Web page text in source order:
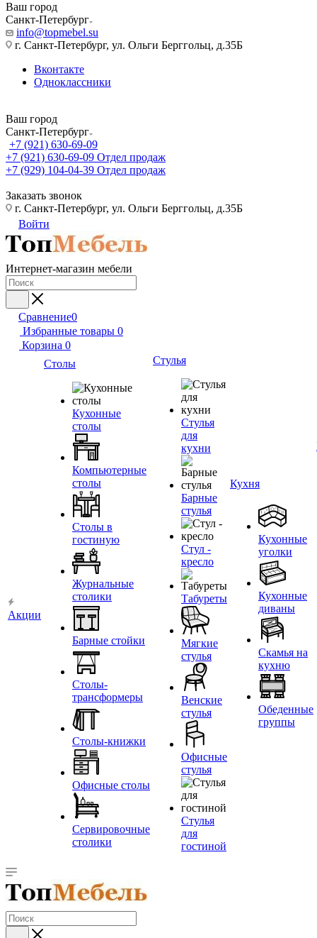
Ваш город
Санкт-Петербург
info@topmebel.su
г. Санкт-Петербург, ул. Ольги Берггольц, д.35Б
Вконтакте
Одноклассники
Ваш город
Санкт-Петербург
+7 (921) 630-69-09
+7 (921) 630-69-09 Отдел продаж
+7 (929) 104-04-39 Отдел продаж
Заказать звонок
г. Санкт-Петербург, ул. Ольги Берггольц, д.35Б
Войти
Интернет-магазин мебели
Сравнение0
Избранные товары 0
Корзина 0
Акции
Столы
Кухонные
столы
Компьютерные
столы
Столы в
гостиную
Журнальные
столики
Барные стойки
Столы-
трансформеры
Столы-книжки
Офисные столы
Сервировочные
столики
Стулья
Стулья
для
кухни
Барные
стулья
Стул -
кресло
Табуреты
Мягкие
стулья
Венские
стулья
Офисные
стулья
Стулья
для
гостиной
Кухня
Кухонные
уголки
Кухонные
диваны
Скамья на
кухню
Обеденные
группы